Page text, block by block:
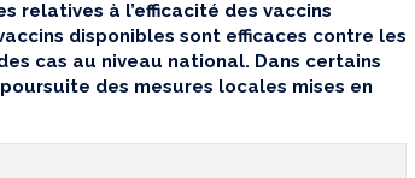
relatives à l’efficacité des vaccins
disponibles sont efficaces contre les
cas au niveau national. Dans certains
des mesures locales mises en